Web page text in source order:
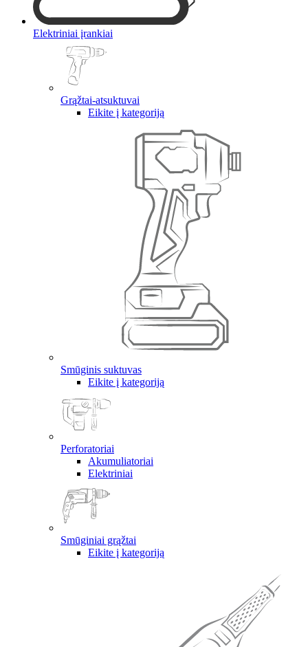
Elektriniai įrankiai
Grąžtai-atsuktuvai
Eikite į kategoriją
Smūginis suktuvas
Eikite į kategoriją
Perforatoriai
Akumuliatoriai
Elektriniai
Smūginiai grąžtai
Eikite į kategoriją